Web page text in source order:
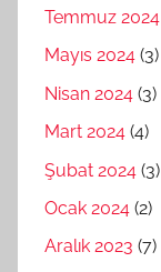
Temmuz 2024
Mayıs 2024 (3)
Nisan 2024 (3)
Mart 2024 (4)
Şubat 2024 (3)
Ocak 2024 (2)
Aralık 2023 (7)